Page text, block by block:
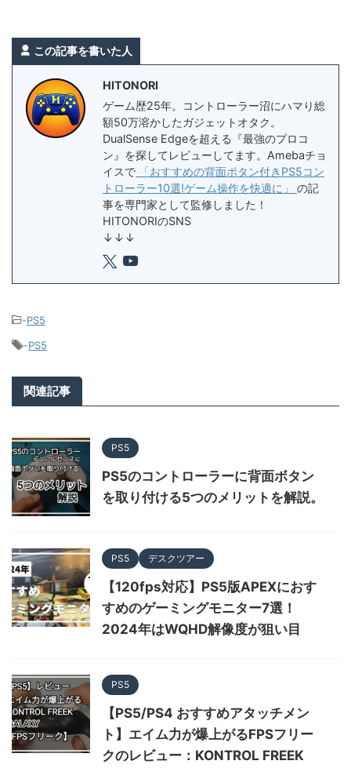
この記事を書いた人
HITONORI
ゲーム歴25年。コントローラー沼にハマり総
額50万溶かしたガジェットオタク。
DualSense Edgeを超える『最強のプロコ
ン』を探してレビューしてます。Amebaチョ
イスで 「おすすめの背面ボタン付きPS5コン
トローラー10選!ゲーム操作を快適に」 の記
事を専門家として監修しました！
HITONORIのSNS
↓↓↓
-PS5
-PS5
関連記事
PS5
PS5のコントローラーに背面ボタン
を取り付ける5つのメリットを解説。
PS5 デスクツアー
【120fps対応】PS5版APEXにおす
すめのゲーミングモニター7選！
2024年はWQHD解像度が狙い目
PS5
【PS5/PS4 おすすめアタッチメン
ト】エイム力が爆上がるFPSフリー
クのレビュー：KONTROL FREEK